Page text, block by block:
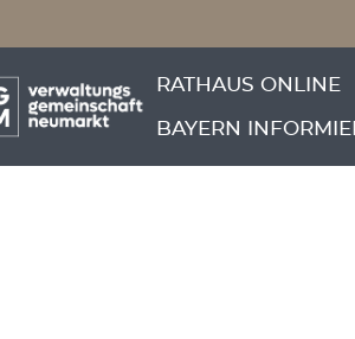
RATHAUS ONLINE
BAYERN
29 und